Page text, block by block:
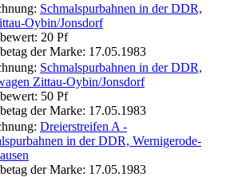
Schmalspurbahnen in der DDR,
Oybin/Jonsdorf
20 Pf
der Marke: 17.05.1983
Schmalspurbahnen in der DDR,
Zittau-Oybin/Jonsdorf
50 Pf
der Marke: 17.05.1983
Dreierstreifen A -
in der DDR, Wernigerode-
der Marke: 17.05.1983